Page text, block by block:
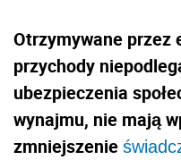
Otrzymywane przez
przychody
ubezpieczenia
wynajmu, nie mają
zmniejszenie